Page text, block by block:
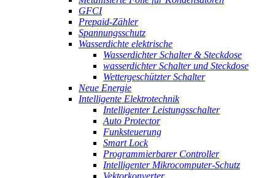
GFCI
Prepaid-Zähler
Spannungsschutz
Wasserdichte elektrische
Wasserdichter Schalter & Steckdose
wasserdichter Schalter und Steckdose
Wettergeschützter Schalter
Neue Energie
Intelligente Elektrotechnik
Intelligenter Leistungsschalter
Auto Protector
Funksteuerung
Smart Lock
Programmierbarer Controller
Intelligenter Mikrocomputer-Schutz
Vektorkonverter